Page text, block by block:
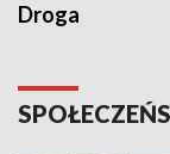
Droga